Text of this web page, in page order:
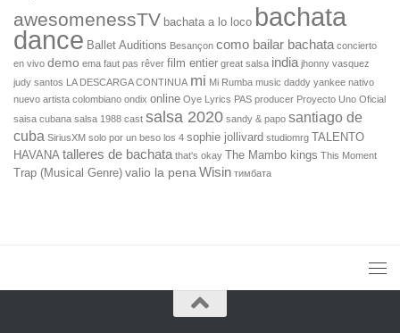
awesomenessTV bachata a lo loco bachata
dance Ballet Auditions Besançon como bailar bachata concierto
en vivo demo ema faut pas rêver film entier great salsa india jhonny vasquez
judy santos LA DESCARGA CONTINUA mi Mi Rumba music daddy yankee nativo
nuevo artista colombiano ondix online Oye Lyrics PAS producer Proyecto Uno Oficial
saisa cubana salsa 1988 cast salsa 2020 sandy & papo santiago de
cuba SiriusXM solo por un beso los 4 sophie jollivard studiomrg TALENTO
HAVANA talleres de bachata that's okay The Mambo kings This Moment
Trap (Musical Genre) valio la pena Wisin тимбата